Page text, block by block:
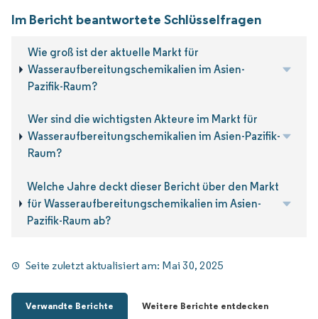
Im Bericht beantwortete Schlüsselfragen
Wie groß ist der aktuelle Markt für
Wasseraufbereitungschemikalien im Asien-
Pazifik-Raum?
Wer sind die wichtigsten Akteure im Markt für
Wasseraufbereitungschemikalien im Asien-Pazifik-
Raum?
Welche Jahre deckt dieser Bericht über den Markt
für Wasseraufbereitungschemikalien im Asien-
Pazifik-Raum ab?
Seite zuletzt aktualisiert am: Mai 30, 2025
Verwandte Berichte Weitere Berichte entdecken